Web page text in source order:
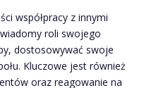
współpracy z innymi
roli swojego
dostosowywać swoje
Kluczowe jest również
oraz reagowanie na